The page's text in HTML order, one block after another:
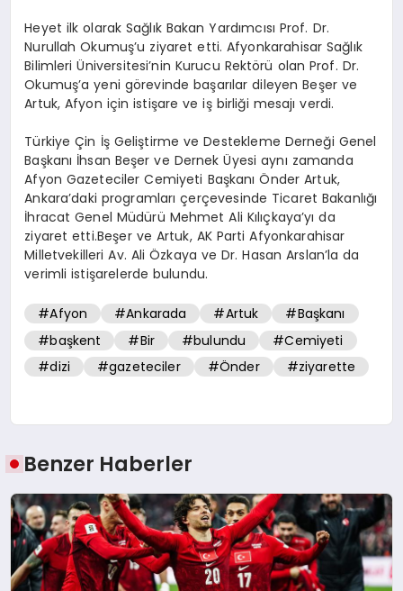
Heyet ilk olarak Sağlık Bakan Yardımcısı Prof. Dr.
Nurullah Okumuş’u ziyaret etti. Afyonkarahisar Sağlık
Bilimleri Üniversitesi’nin Kurucu Rektörü olan Prof. Dr.
Okumuş’a yeni görevinde başarılar dileyen Beşer ve
Artuk, Afyon için istişare ve iş birliği mesajı verdi.
Türkiye Çin İş Geliştirme ve Destekleme Derneği Genel
Başkanı İhsan Beşer ve Dernek Üyesi aynı zamanda
Afyon Gazeteciler Cemiyeti Başkanı Önder Artuk,
Ankara’daki programları çerçevesinde Ticaret Bakanlığı
İhracat Genel Müdürü Mehmet Ali Kılıçkaya’yı da
ziyaret etti.Beşer ve Artuk, AK Parti Afyonkarahisar
Milletvekilleri Av. Ali Özkaya ve Dr. Hasan Arslan’la da
verimli istişarelerde bulundu.
#Afyon #Ankarada #Artuk
#Başkanı
#başkent
#Bir #bulundu
#Cemiyeti
#dizi
#gazeteciler #Önder #ziyarette
Benzer Haberler